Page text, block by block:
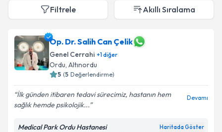
Filtrele Akıllı Sıralama
Op. Dr. Salih Can Çelik
Genel Cerrahi +1diğer
Ordu, Altınordu
5 (5 Değerlendirme)
İlk günden itibaren tedavi sürecimiz, hastanın hem
sağlık hemde psikolojik...
Devamı
Medical Park Ordu Hastanesi Haritada Göster